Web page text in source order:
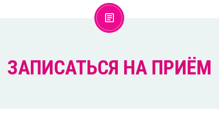
ЗАПИСАТЬСЯ НА ПРИЁМ